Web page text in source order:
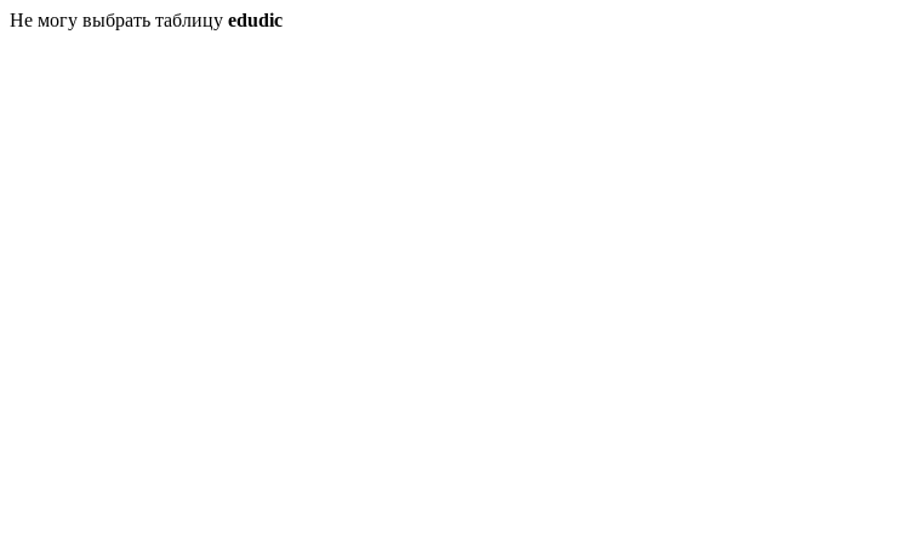
Не могу выбрать таблицу edudic